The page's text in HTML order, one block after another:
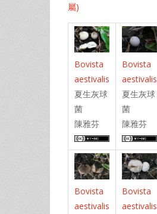
屬)
Bovista
aestivalis
夏生灰球
菌
陳雅芬
Bovista
aestivalis
夏生灰球
菌
陳雅芬
Bovista
aestivalis
Bovista
aestivalis